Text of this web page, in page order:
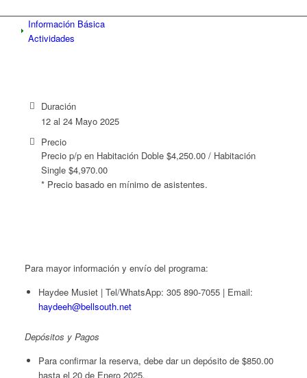
Información Básica
Actividades
Duración
12 al 24 Mayo2025
Precio
Precio p/p en Habitación Doble $4,250.00 / Habitación
Single $4,970.00
* Precio basado en mínimo de asistentes.
Para mayor información y envío del programa:
Haydee Musiet | Tel/WhatsApp: 305 890-7055 | Email:
haydeeh@bellsouth.net
Depósitos y Pagos
Para confirmar la reserva, debe dar un depósito de $850.00
hasta el 20 de Enero 2025.